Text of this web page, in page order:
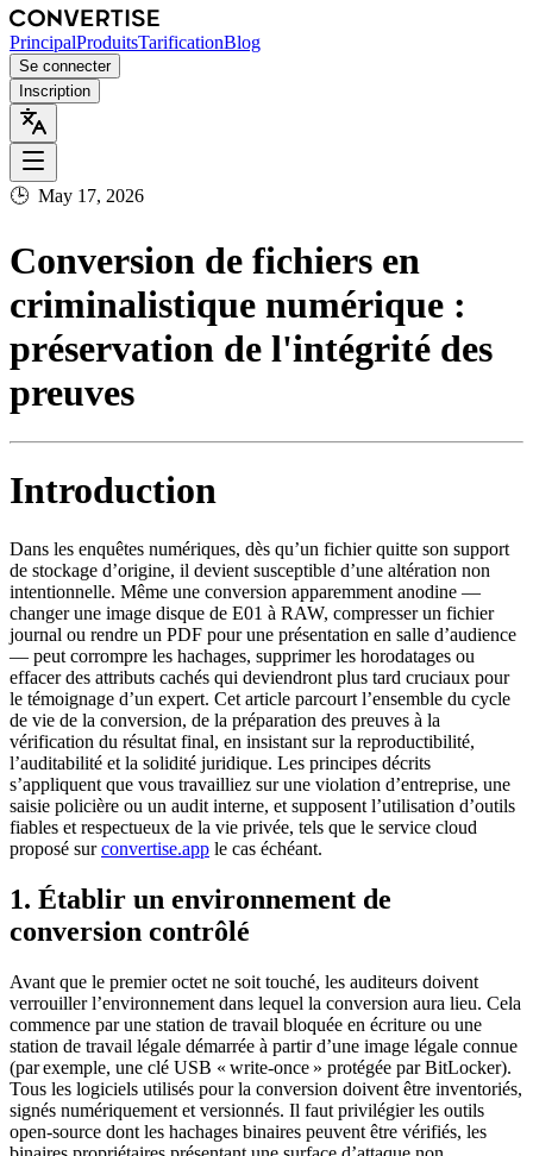
PrincipalProduitsTarificationBlog
Se connecter
Inscription
🕒 May 17, 2026
Conversion de fichiers en
criminalistique numérique :
préservation de l'intégrité des
preuves
Introduction
Dans les enquêtes numériques, dès qu’un fichier quitte son support
de stockage d’origine, il devient susceptible d’une altération non
intentionnelle. Même une conversion apparemment anodine —
changer une image disque de E01 à RAW, compresser un fichier
journal ou rendre un PDF pour une présentation en salle d’audience
— peut corrompre les hachages, supprimer les horodatages ou
effacer des attributs cachés qui deviendront plus tard cruciaux pour
le témoignage d’un expert. Cet article parcourt l’ensemble du cycle
de vie de la conversion, de la préparation des preuves à la
vérification du résultat final, en insistant sur la reproductibilité,
l’auditabilité et la solidité juridique. Les principes décrits
s’appliquent que vous travailliez sur une violation d’entreprise, une
saisie policière ou un audit interne, et supposent l’utilisation d’outils
fiables et respectueux de la vie privée, tels que le service cloud
proposé surconvertise.app le cas échéant.
1. Établir un environnement de
conversion contrôlé
Avant que le premier octet ne soit touché, les auditeurs doivent
verrouiller l’environnement dans lequel la conversion aura lieu. Cela
commence par une station de travail bloquée en écriture ou une
station de travail légale démarrée à partir d’une image légale connue
(par exemple, une clé USB « write‑once » protégée par BitLocker).
Tous les logiciels utilisés pour la conversion doivent être inventoriés,
signés numériquement et versionnés. Il faut privilégier les outils
open‑source dont les hachages binaires peuvent être vérifiés, les